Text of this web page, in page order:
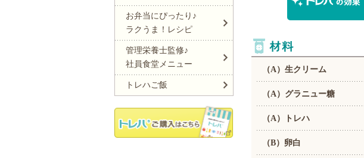
お弁当にぴったり♪
ラクうま！レシピ
管理栄養士監修♪
社員食堂メニュー
トレハご飯
（A）生クリーム
（A）グラニュー糖
（A）トレハ
（B）卵白